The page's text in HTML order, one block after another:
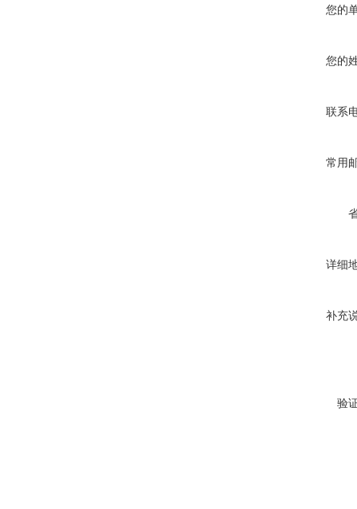
您的
您的
联系
常用
详细
补充
验